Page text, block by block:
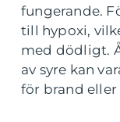
fungerande.
till hypoxi,
med dödligt.
av syre kan
för brand eller